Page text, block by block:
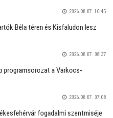
2026.08.07. 10:45
Béla téren és Kisfaludon lesz
2026.08.07. 08:37
programsorozat a Varkocs-
2026.08.07. 07:08
fogadalmi szentmiséje